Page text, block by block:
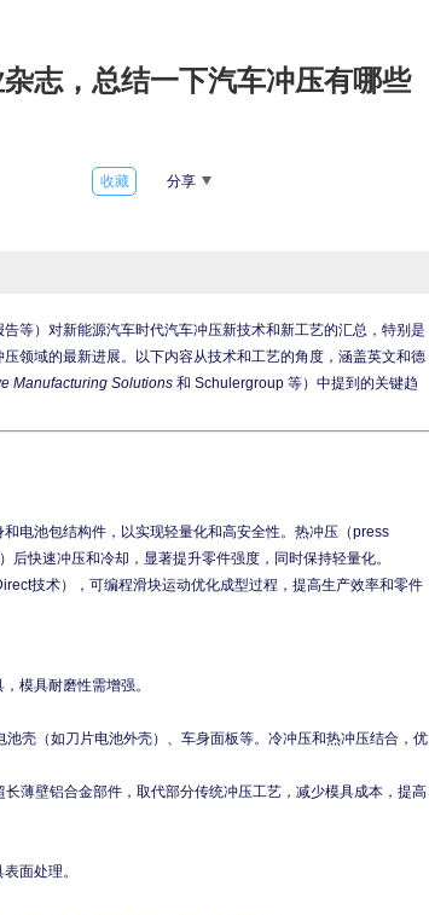
志，总结一下汽车冲压有哪些
收藏 分享
领域的最新进展。以下内容从技术和工艺的角度，涵盖英文和德
Manufacturing Solutions 和 Schulergroup 等）中提到的关键趋
电池包结构件，以实现轻量化和高安全性。热冲压（press
快速冲压和冷却，显著提升零件强度，同时保持轻量化。
技术），可编程滑块运动优化成型过程，提高生产效率和零件
模具耐磨性需增强。
壳（如刀片电池外壳）、车身面板等。冷冲压和热冲压结合，优
薄壁铝合金部件，取代部分传统冲压工艺，减少模具成本，提高
面处理。